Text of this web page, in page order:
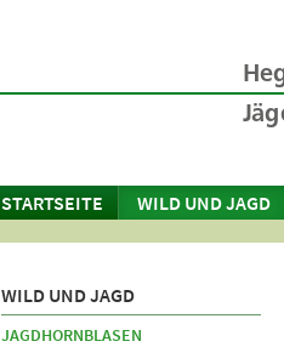
STARTSEITE WILD UND JAGD
WILD UND JAGD
JAGDHORNBLASEN